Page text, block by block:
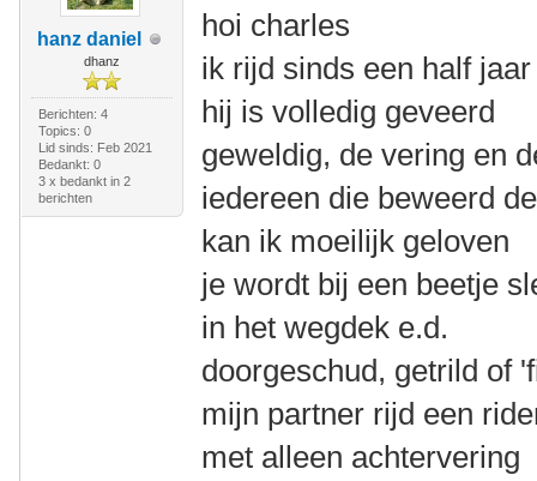
hanz daniel
dhanz
Berichten: 4
Topics: 0
Lid sinds: Feb 2021
Bedankt: 0
3 x bedankt in 2
berichten
hoi charles
ik rijd sinds een half
hij is volledig geveerd
geweldig, de vering en
iedereen die beweerd
kan ik moeilijk geloven
je wordt bij een beetje
in het wegdek e.d.
doorgeschud, getrild of
mijn partner rijd een
met alleen achtervering